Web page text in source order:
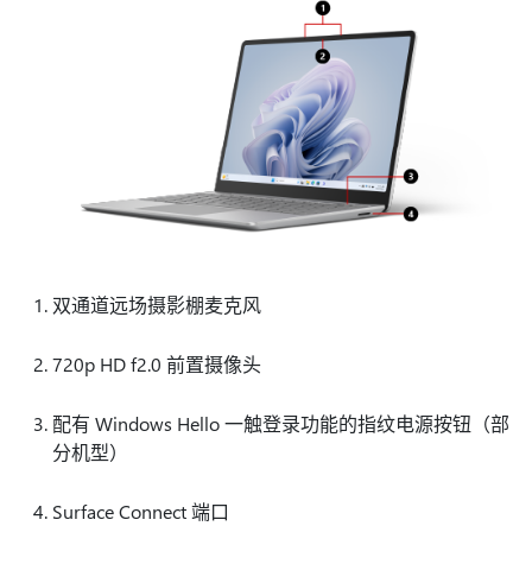
双通道远场摄影棚麦克风
720p HD f2.0 前置摄像头
配有 Windows Hello 一触登录功能的指纹电源按钮（部
分机型）
Surface Connect 端口